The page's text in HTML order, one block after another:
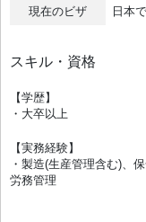
現在のビザ
日本
スキル・資格
【学歴】
・大卒以上
【実務経験】
・製造(生産管理含む)、
労務管理